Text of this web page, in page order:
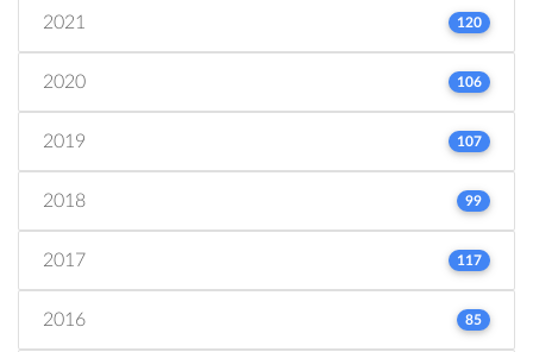
2021 120
2020 106
2019 107
2018 99
2017 117
2016 85